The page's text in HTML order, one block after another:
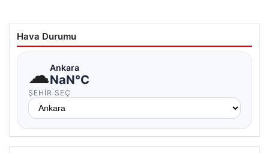
Hava Durumu
☁Ankara
NaN°C
ŞEHIR SEÇ